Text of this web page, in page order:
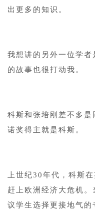
出更多的知识。
我想讲的另外一位学者
的故事也很打动我。
科斯和张培刚差不多
诺奖得主就是科斯。
上世纪30年代，科斯
赶上欧洲经济大危机
议学生选择更接地气